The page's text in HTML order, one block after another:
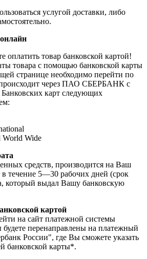
услугой доставки, либо
оплатить товар банковской картой!
товара с помощью банковской карты
странице необходимо перейти по
через ПАО СБЕРБАНК с
карт следующих
World Wide
средств, производится на Ваш
в течение 5—30 рабочих дней (срок
который выдал Вашу банковскую
картой
на сайт платежной системы
перенаправлены на платежный
России", где Вы сможете указать
банковской карты*.